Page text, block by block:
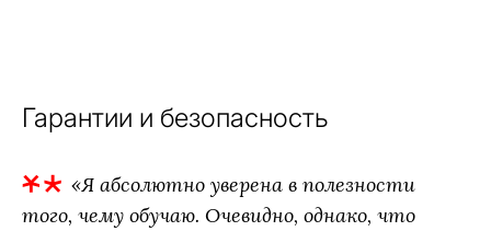
Гарантии и безопасность
«Я абсолютно уверена в полезности
того, чему обучаю. Очевидно, однако, что